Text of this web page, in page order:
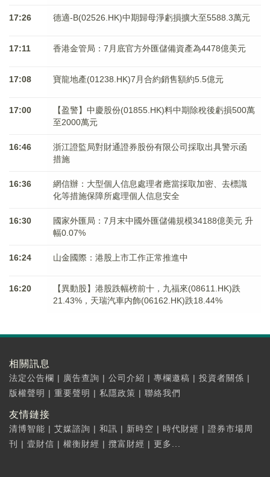
17:26 德適-B(02526.HK)中期歸母淨虧損擴大至5588.3萬元
17:11 香港金管局：7月底官方外匯儲備資產為4478億美元
17:08 寶龍地產(01238.HK)7月合約銷售額約5.5億元
17:00
【盈警】中慶股份(01855.HK)料中期除稅後虧損500萬
至2000萬元
16:46
浙江證監局對財通證券股份有限公司採取出具警示函
措施
16:36
網信辦：大型個人信息處理者應當採取加密、去標識
化等措施保障所處理個人信息安全
16:30
國家外匯局：7月末中國外匯儲備規模34188億美元 升
幅0.07%
16:24 山金國際：港股上市工作正常推進中
16:20
【異動股】港股跌幅榜前十，九福來(08611.HK)跌
21.43%，天瑞汽車内飾(06162.HK)跌18.44%
相關訊息
法定公告欄 | 廣告查詢 | 公司介紹 | 專欄邀稿 | 投資者關係 |
版權聲明 | 重要聲明 | 私隱政策 | 聯絡我們
友情鏈接
清博智能 | 艾媒諮詢 | 和訊 | 新時空 | 時代財經 | 證券市場周
刊
| 壹財信 | 權衡財經 | 攬富財經 | 更多...